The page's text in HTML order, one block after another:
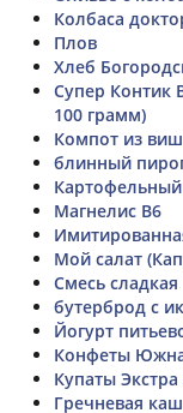
Колбаса
Плов
Хлеб
Супер Контик
100 грамм)
Компот из
блинный
Магнелис В6
Мой салат
Смесь сладкая
бутерброд с
Йогурт
Конфеты
Купаты
Гречневая